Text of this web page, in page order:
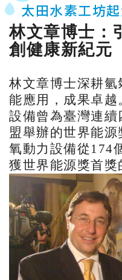
太田水素工坊
林文章博士：
創健康新紀元
林文章博士深耕
能應用，成果卓
設備曾為臺灣連
盟舉辦的世界能
氧動力設備從174
獲世界能源獎首獎